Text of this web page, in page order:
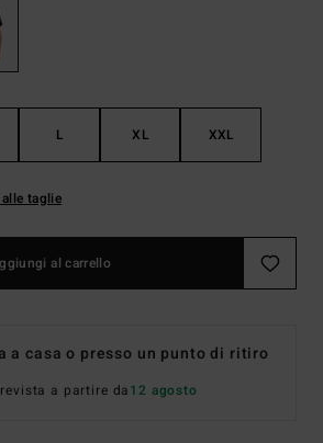
L XL XXL
taglie
al carrello
a casa o presso un punto di ritiro
a partire da12 agosto